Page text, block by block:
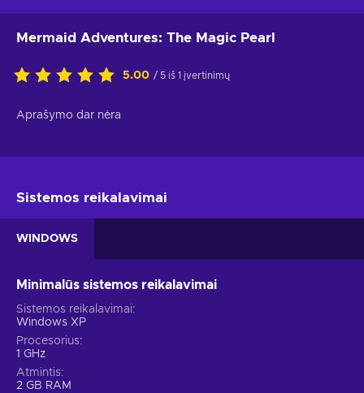
Mermaid Adventures: The Magic Pearl
5.00 / 5 iš 1 įvertinimų
Aprašymo dar nėra
Sistemos reikalavimai
WINDOWS
Minimalūs sistemos reikalavimai
Sistemos reikalavimai
Windows XP
Procesorius
1 GHz
Atmintis
2 GB RAM